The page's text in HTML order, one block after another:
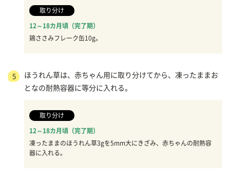
取り分け
12～18カ月頃（完了期）
鶏ささみフレーク缶10g。
5
ほうれん草は、赤ちゃん用に取り分けてから、凍ったままお
となの耐熱容器に等分に入れる。
取り分け
12～18カ月頃（完了期）
凍ったままのほうれん草3gを5mm大にきざみ、赤ちゃんの耐熱容
器に入れる。